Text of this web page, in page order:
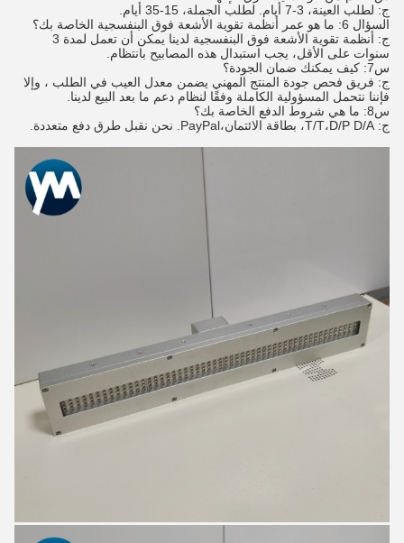
ج: لطلب العينة، 3-7 أيام. لطلب الجملة، 15-35 أيام.
السؤال 6: ما هو عمر أنظمة تقوية الأشعة فوق البنفسجية الخاصة بك؟
ج: أنظمة تقوية الأشعة فوق البنفسجية لدينا يمكن أن تعمل لمدة 3
سنوات على الأقل، يجب استبدال هذه المصابيح بانتظام.
س7: كيف يمكنك ضمان الجودة؟
ج: فريق فحص جودة المنتج المهني يضمن معدل العيب في الطلب ، وإلا
فإننا نتحمل المسؤولية الكاملة وفقًا لنظام دعم ما بعد البيع لدينا.
س8: ما هي شروط الدفع الخاصة بك؟
ج: T/T،D/P D/A، بطاقة الائتمان،PayPal. نحن نقبل طرق دفع متعددة.